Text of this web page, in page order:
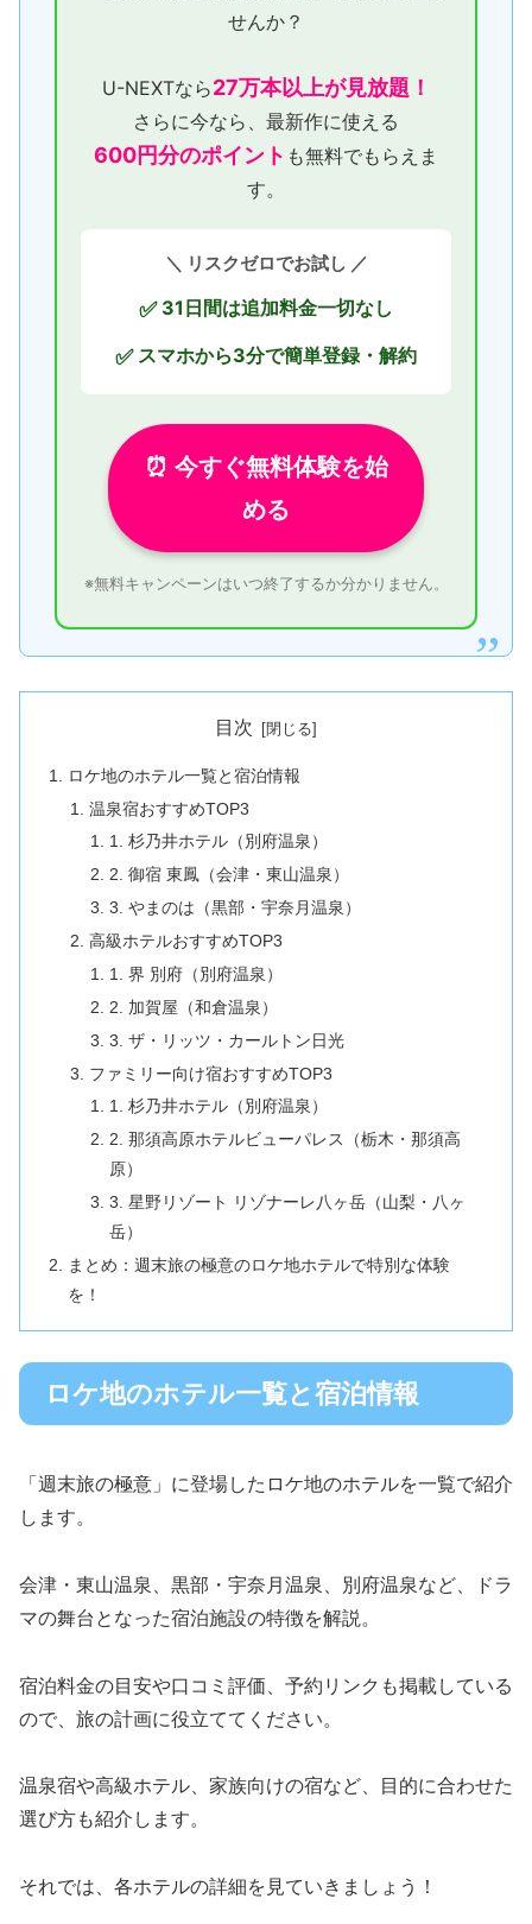
せんか？
U-NEXTなら27万本以上が見放題！
さらに今なら、最新作に使える
600円分のポイント も無料でもらえま
す。
＼ リスクゼロでお試し ／
✅31日間は追加料金一切なし
✅スマホから3分で簡単登録・解約
⏰ 今すぐ無料体験を始
める
※無料キャンペーンはいつ終了するか分かりません。
目次
ロケ地のホテル一覧と宿泊情報
温泉宿おすすめTOP3
1. 杉乃井ホテル（別府温泉）
2. 御宿 東鳳（会津・東山温泉）
3. やまのは（黒部・宇奈月温泉）
高級ホテルおすすめTOP3
1. 界 別府（別府温泉）
2. 加賀屋（和倉温泉）
3. ザ・リッツ・カールトン日光
ファミリー向け宿おすすめTOP3
1. 杉乃井ホテル（別府温泉）
2. 那須高原ホテルビューパレス（栃木・那須高
原）
3. 星野リゾート リゾナーレ八ヶ岳（山梨・八ヶ
岳）
まとめ：週末旅の極意のロケ地ホテルで特別な体験
を！
ロケ地のホテル一覧と宿泊情報
「週末旅の極意」に登場したロケ地のホテルを一覧で紹介
します。
会津・東山温泉、黒部・宇奈月温泉、別府温泉など、ドラ
マの舞台となった宿泊施設の特徴を解説。
宿泊料金の目安や口コミ評価、予約リンクも掲載している
ので、旅の計画に役立ててください。
温泉宿や高級ホテル、家族向けの宿など、目的に合わせた
選び方も紹介します。
それでは、各ホテルの詳細を見ていきましょう！